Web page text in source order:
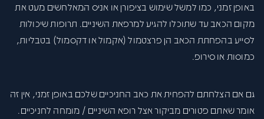
באופן זמני, כמו למשל שימוש בציפורן או אניס המאלחשים מעט את
מקום הכאב עד שתוכלו להגיע למרפאת השיניים. תרופות שיכולות
לסייע בהפחתת הכאב הן פרצטמול (אקמול או דקסמול) בטבליות,
כמוסות או סירופ.
גם אם הצלחתם להפחית את כאב החניכיים שלכם באופן זמני, אין זה
אומר שאתם פטורים מביקור אצל רופא השיניים / מומחה לחניכיים.